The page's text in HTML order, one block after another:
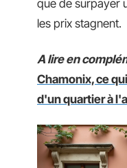
que de surpayer
les prix stagnent.
A lire en
Chamonix, ce
d'un quartier à